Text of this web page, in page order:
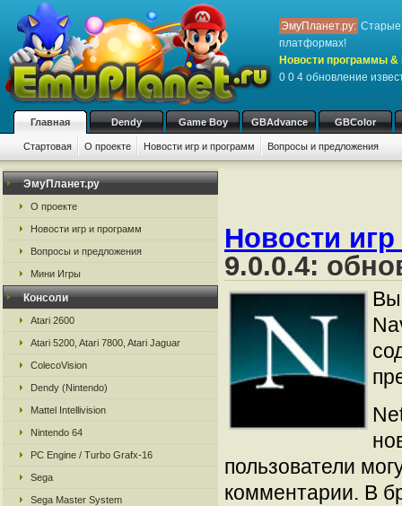
ЭмуПланет.ру: Старые
платформах!
Новости программы &
0 0 4 обновление
Главная Dendy Game Boy GBAdvance GBColor
Стартовая О проекте Новости игр и программ Вопросы и предложения
ЭмуПланет.ру
О проекте
Новости игр и программ
Вопросы и предложения
Мини Игры
Консоли
Atari 2600
Atari 5200, Atari 7800, Atari Jaguar
ColecoVision
Dendy (Nintendo)
Mattel Intellivision
Nintendo 64
PC Engine / Turbo Grafx-16
Sega
Sega Master System
Новости
9.0.0.4:
пользователи
комментарии. В